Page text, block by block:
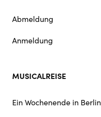
Abmeldung
Anmeldung
MUSICALREISE
Ein Wochenende in Berlin